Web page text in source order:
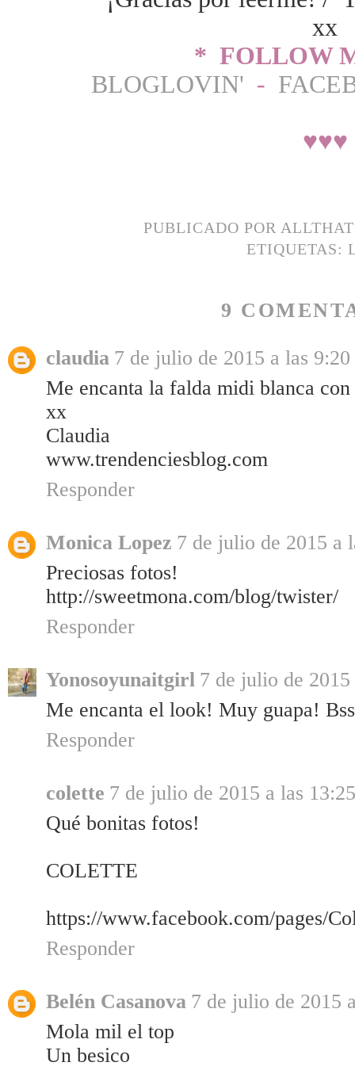
xx
* FOLLOW
BLOGLOVIN' -
♥♥♥
PUBLICADO POR
ETIQUETAS:
9
claudia 7 de julio de 2015 a las 9:20
Me encanta la falda midi blanca
xx
Claudia
www.trendenciesblog.com
Responder
Monica Lopez 7 de julio de 2015 a
Preciosas fotos!
http://sweetmona.com/blog/twister/
Responder
Yonosoyunaitgirl 7 de julio de
Me encanta el look! Muy guapa! Bss
Responder
colette 7 de julio de 2015 a las 13:25
Qué bonitas fotos!
COLETTE
https://www.facebook.com/pages/
Responder
Belén Casanova 7 de julio de 2015
Mola mil el top
Un besico